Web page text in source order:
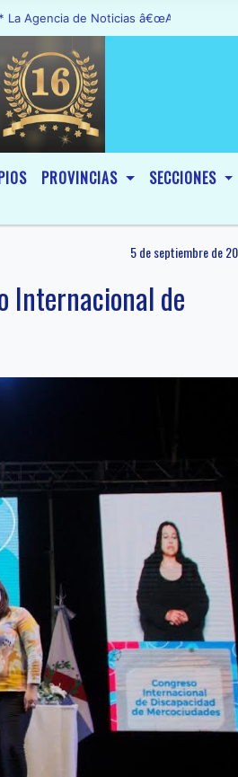
Noticias â€œA1 Noticiasâ€, fue
PROVINCIAS SECCIONES
5 de septiembre de
Internacional de